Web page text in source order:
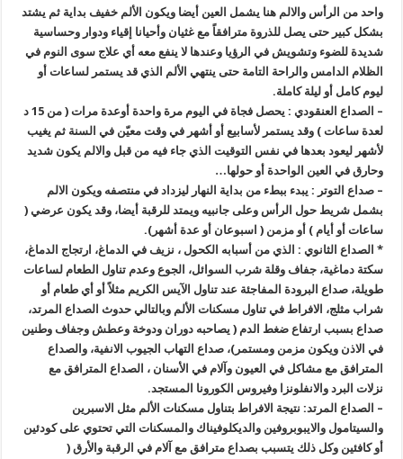
واحد من الرأس والالم هنا يشمل العين أيضا ويكون الألم خفيف بداية ثم يشتد
بشكل كبير حتى يصل للذروة مترافقاً مع غثيان وأحيانا إقياء ودوار وحساسية
شديدة للضوء وتشويش في الرؤيا وعندها لا ينفع معه أي علاج سوى النوم في
الظلام الدامس والراحة التامة حتى ينتهي الألم الذي قد يستمر لساعات أو
ليوم كامل أو ليلة كاملة.
– الصداع العنقودي : يحصل فجاة في اليوم مرة واحدة أوعدة مرات ( من 15 د
لعدة ساعات ) وقد يستمر لأسابيع أو أشهر في وقت معيّن في السنة ثم يغيب
لأشهر ليعود بعدها في نفس التوقيت الذي جاء فيه من قبل والالم يكون شديد
وحارق في العين الواحدة أو حولها…
– صداع التوتر : يبدء ببطء من بداية النهار ليزداد في منتصفه ويكون الالم
بشمل شريط حول الرأس وعلى جانبيه ويمتد للرقبة أيضا، وقد يكون عرضي (
ساعات أو أيام ) أو مزمن ( اسبوعان أو عدة أشهر).
* الصداع الثانوي : الذي من أسبابه الكحول ، نزيف في الدماغ، ارتجاج الدماغ،
سكتة دماغية، جفاف وقلة شرب السوائل، الجوع وعدم تناول الطعام لساعات
طويلة، صداع البرودة المفاجئة عند تناول الآيس الكريم مثلاً أو أي طعام أو
شراب مثلج، الافراط في تناول مسكنات الألم وبالتالي حدوث الصداع المرتد،
صداع بسبب ارتفاع ضغط الدم ( يصاحبه دوران ودوخة وعطش وجفاف وطنين
في الاذن ويكون مزمن ومستمر)، صداع التهاب الجيوب الانفية، والصداع
المترافق مع مشاكل في العيون وآلام في الأسنان ، الصداع المترافق مع
نزلات البرد والانفلونزا وفيروس الكورونا المستجد.
– الصداع المرتد: نتيجة الافراط بتناول مسكنات الألم مثل الاسبرين
والسيتامول والايبوبروفين والديكلوفيناك والمسكنات التي تحتوي على كودئين
أو كافئين وكل ذلك يتسبب بصداع مترافق مع آلام في الرقبة والأرق (